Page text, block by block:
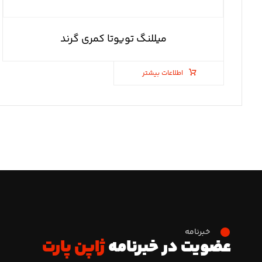
میللنگ تویوتا کمری گرند
اطلاعات بیشتر
خبرنامه
عضویت در خبرنامهژاپن پارت